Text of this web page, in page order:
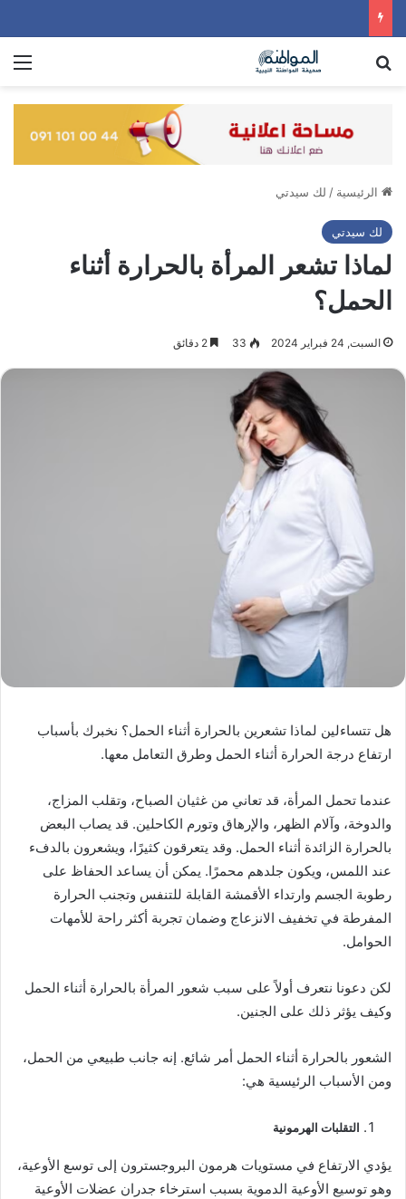
الرئيسية / لك سيدتي
لك سيدتي
لماذا تشعر المرأة بالحرارة أثناء
الحمل؟
السبت, 24 فبراير 2024 33
هل تتساءلين لماذا تشعرين بالحرارة أثناء الحمل؟ نخبرك بأسباب
ارتفاع درجة الحرارة أثناء الحمل وطرق التعامل معها.
عندما تحمل المرأة، قد تعاني من غثيان الصباح، وتقلب المزاج،
والدوخة، وآلام الظهر، والإرهاق وتورم الكاحلين. قد يصاب البعض
بالحرارة الزائدة أثناء الحمل. وقد يتعرقون كثيرًا، ويشعرون بالدفء
عند اللمس، ويكون جلدهم محمرًا. يمكن أن يساعد الحفاظ على
رطوبة الجسم وارتداء الأقمشة القابلة للتنفس وتجنب الحرارة
المفرطة في تخفيف الانزعاج وضمان تجربة أكثر راحة للأمهات
الحوامل.
لكن دعونا نتعرف أولاً على سبب شعور المرأة بالحرارة أثناء الحمل
وكيف يؤثر ذلك على الجنين.
الشعور بالحرارة أثناء الحمل أمر شائع. إنه جانب طبيعي من الحمل،
ومن الأسباب الرئيسية هي:
التقلبات الهرمونية
يؤدي الارتفاع في مستويات هرمون البروجسترون إلى توسع الأوعية،
وهو توسيع الأوعية الدموية بسبب استرخاء جدران عضلات الأوعية